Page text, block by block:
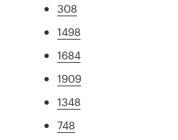
308
1498
1684
1909
1348
748